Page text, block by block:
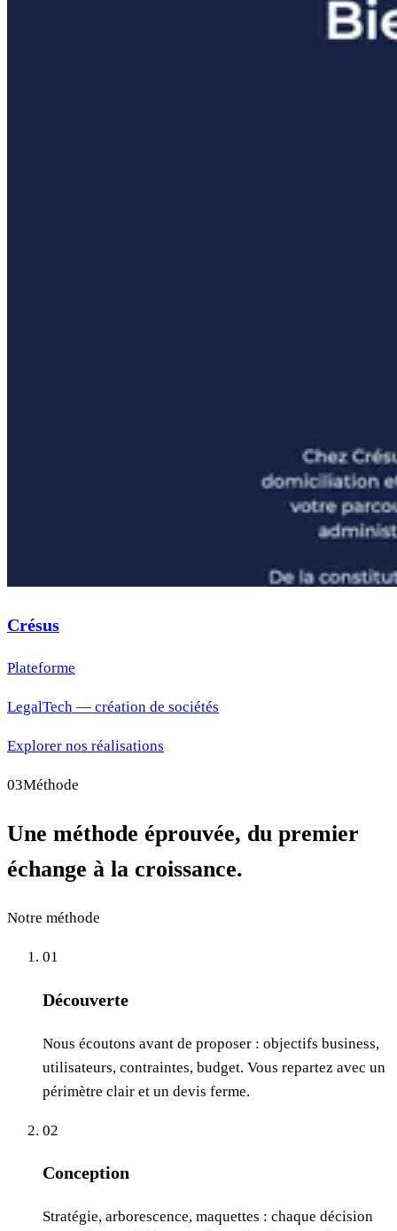
Crésus
Plateforme
LegalTech — création de sociétés
Explorer nos réalisations
03Méthode
Une méthode éprouvée, du premier
échange à la croissance.
Notre méthode
01
Découverte
Nous écoutons avant de proposer : objectifs business,
utilisateurs, contraintes, budget. Vous repartez avec un
périmètre clair et un devis ferme.
02
Conception
Stratégie, arborescence, maquettes : chaque décision